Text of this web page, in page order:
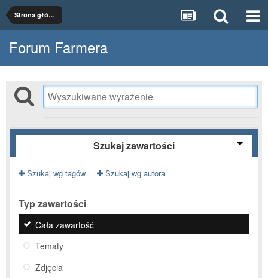
Strona główna
Forum Farmera
Szukaj zawartości
Szukaj wg tagów Szukaj wg autora
Typ zawartości
Cała zawartość
Tematy
Zdjęcia